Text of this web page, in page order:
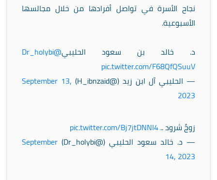
نجاح الأسرة في تواصل أفرادها من خلال مجالسها
الأسبوعية.
د. خالد بن سعود الحليبي@Dr_holybi
pic.twitter.com/F68QfQSuuV
— الحليبي آل ابن زيد (@H_ibnzaid)
September 13,
2023
زوجٌ شرود ..pic.twitter.com/Bj7jtDNNI4
— د. خالد سعود الحليبي (@Dr_holybi)
September
14, 2023